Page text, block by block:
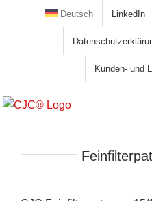
Deutsch LinkedIn
Kunden- und